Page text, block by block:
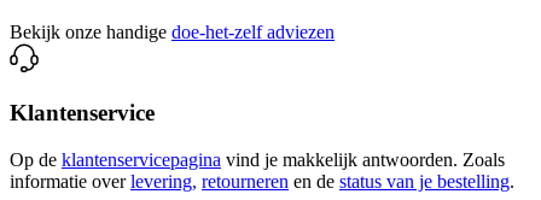
Bekijk onze handige doe-het-zelf adviezen
Klantenservice
Op de klantenservicepagina vind je makkelijk antwoorden. Zoals
informatie over levering, retourneren en de status van je bestelling.